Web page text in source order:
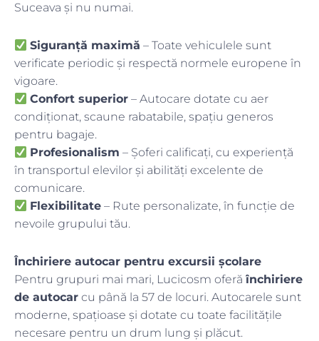
Suceava și nu numai.
Siguranță maximă – Toate vehiculele sunt
verificate periodic și respectă normele europene în
vigoare.
Confort superior – Autocare dotate cu aer
condiționat, scaune rabatabile, spațiu generos
pentru bagaje.
Profesionalism – Șoferi calificați, cu experiență
în transportul elevilor și abilități excelente de
comunicare.
Flexibilitate – Rute personalizate, în funcție de
nevoile grupului tău.
Închiriere autocar pentru excursii școlare
Pentru grupuri mai mari, Lucicosm oferă închiriere
de autocar cu până la 57 de locuri. Autocarele sunt
moderne, spațioase și dotate cu toate facilitățile
necesare pentru un drum lung și plăcut.